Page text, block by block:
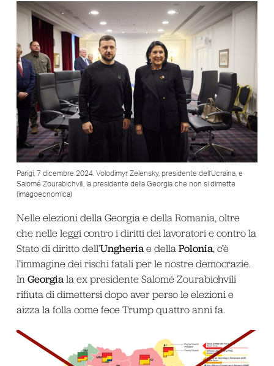
Parigi, 7 dicembre 2024. Volodimyr Zelensky, presidente dell’Ucraina, e
Salomé Zourabichvili, la presidente della Georgia che non si dimette
(imagoecnomica)
Nelle elezioni della Georgia e della Romania, oltre
che nelle leggi contro i diritti dei lavoratori e contro la
Stato di diritto dell’Ungheria e della Polonia, c’è
l’immagine dei rischi fatali per le nostre democrazie.
In Georgia la ex presidente Salomé Zourabichvili
rifiuta di dimettersi dopo aver perso le elezioni e
aizza la folla come fece Trump quattro anni fa.